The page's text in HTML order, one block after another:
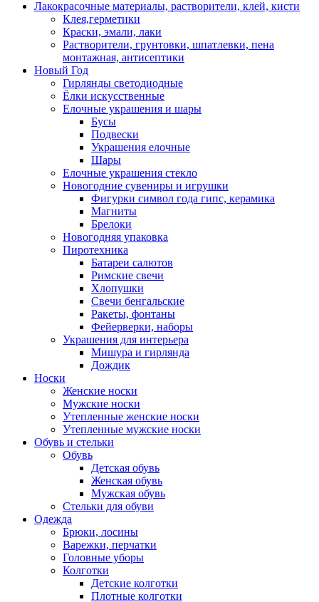
Лакокрасочные материалы, растворители, клей, кисти
Клея,герметики
Краски, эмали, лаки
Растворители, грунтовки, шпатлевки, пена
монтажная, антисептики
Новый Год
Гирлянды светодиодные
Ёлки искусственные
Елочные украшения и шары
Бусы
Подвески
Украшения елочные
Шары
Елочные украшения стекло
Новогодние сувениры и игрушки
Фигурки символ года гипс, керамика
Магниты
Брелоки
Новогодняя упаковка
Пиротехника
Батареи салютов
Римские свечи
Хлопушки
Свечи бенгальские
Ракеты, фонтаны
Фейерверки, наборы
Украшения для интерьера
Мишура и гирлянда
Дождик
Носки
Женские носки
Мужские носки
Утепленные женские носки
Утепленные мужские носки
Обувь и стельки
Обувь
Детская обувь
Женская обувь
Мужская обувь
Стельки для обуви
Одежда
Брюки, лосины
Варежки, перчатки
Головные уборы
Колготки
Детские колготки
Плотные колготки